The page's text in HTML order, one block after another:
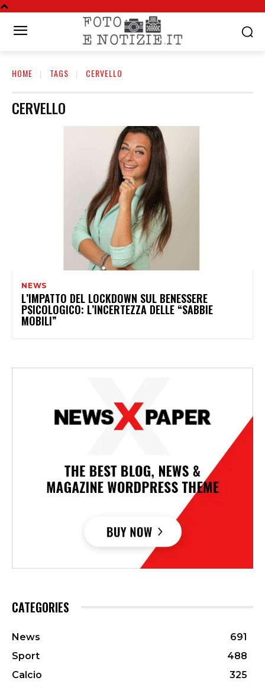
HOME TAGS CERVELLO
CERVELLO
NEWS
L’IMPATTO DEL LOCKDOWN SUL BENESSERE
PSICOLOGICO: L’INCERTEZZA DELLE “SABBIE
MOBILI”
CATEGORIES
News
691
Sport
488
Calcio
325